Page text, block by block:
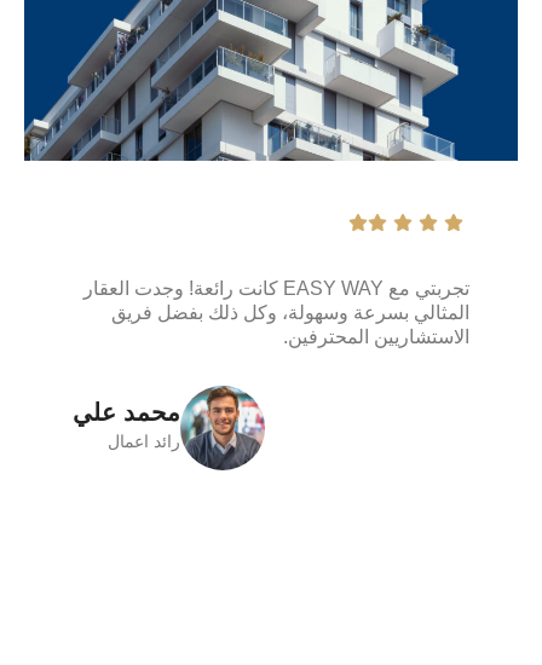
تجربتي مع EASY WAY كانت رائعة! وجدت العقار
المثالي بسرعة وسهولة، وكل ذلك بفضل فريق
الاستشاريين المحترفين.
محمد علي
رائد اعمال